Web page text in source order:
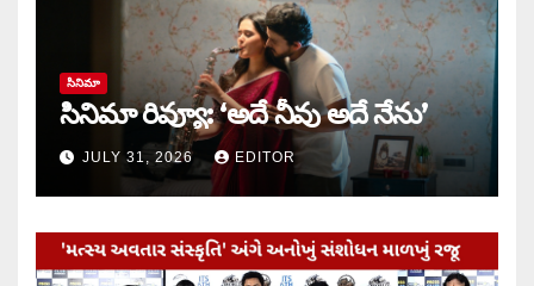
సినిమా
సినిమా రివ్యూ: ‘అదే నీవు అదే నేను’
JULY 31, 2026 EDITOR